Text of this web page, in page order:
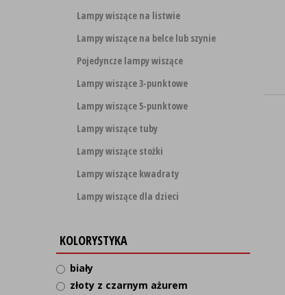
Lampy wiszące na listwie
Lampy wiszące na belce lub szynie
Pojedyncze lampy wiszące
Lampy wiszące 3-punktowe
Lampy wiszące 5-punktowe
Lampy wiszące tuby
Lampy wiszące stożki
Lampy wiszące kwadraty
Lampy wiszące dla dzieci
KOLORYSTYKA
biały
złoty z czarnym ażurem